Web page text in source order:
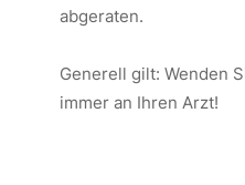
abgeraten.
Generell gilt: Wenden
immer an Ihren Arzt!